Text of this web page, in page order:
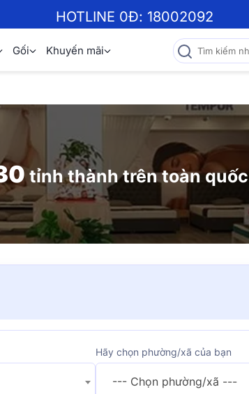
HOTLINE 0Đ: 18002092
Gối Khuyến mãi
tỉnh thành trên toàn quốc
Hãy chọn phường/xã của bạn
--- Chọn phường/xã ---